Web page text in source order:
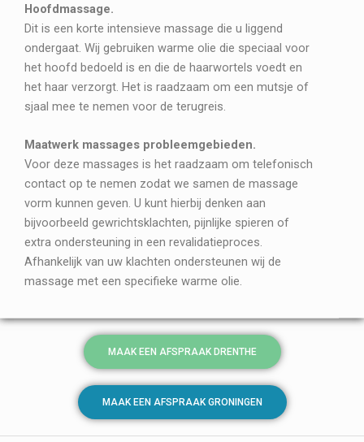
Hoofdmassage.
Dit is een korte intensieve massage die u liggend
ondergaat. Wij gebruiken warme olie die speciaal voor
het hoofd bedoeld is en die de haarwortels voedt en
het haar verzorgt. Het is raadzaam om een mutsje of
sjaal mee te nemen voor de terugreis.
Maatwerk massages probleemgebieden.
Voor deze massages is het raadzaam om telefonisch
contact op te nemen zodat we samen de massage
vorm kunnen geven. U kunt hierbij denken aan
bijvoorbeeld gewrichtsklachten, pijnlijke spieren of
extra ondersteuning in een revalidatieproces.
Afhankelijk van uw klachten ondersteunen wij de
massage met een specifieke warme olie.
MAAK EEN AFSPRAAK DRENTHE
MAAK EEN AFSPRAAK GRONINGEN